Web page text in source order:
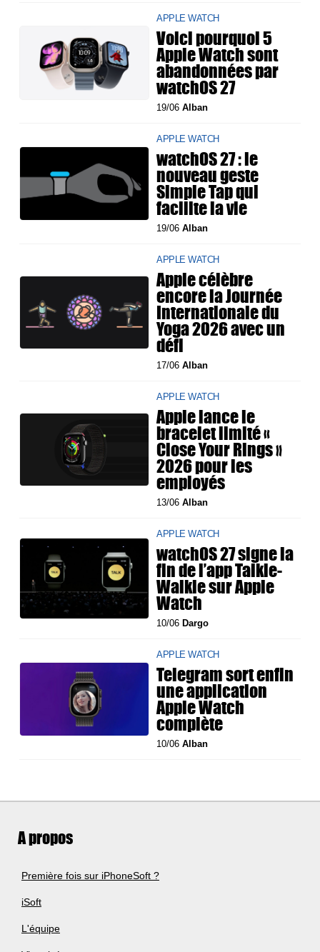
APPLE WATCH
Voici pourquoi 5
Apple Watch sont
abandonnées par
watchOS 27
19/06Alban
APPLE WATCH
watchOS 27 : le
nouveau geste
Simple Tap qui
facilite la vie
19/06Alban
APPLE WATCH
Apple célèbre
encore la Journée
Internationale du
Yoga 2026 avec un
défi
17/06Alban
APPLE WATCH
Apple lance le
bracelet limité «
Close Your Rings »
2026 pour les
employés
13/06Alban
APPLE WATCH
watchOS 27 signe la
fin de l’app Talkie-
Walkie sur Apple
Watch
10/06 Dargo
APPLE WATCH
Telegram sort enfin
une application
Apple Watch
complète
10/06Alban
A propos
Première fois sur iPhoneSoft ?
iSoft
L'équipe